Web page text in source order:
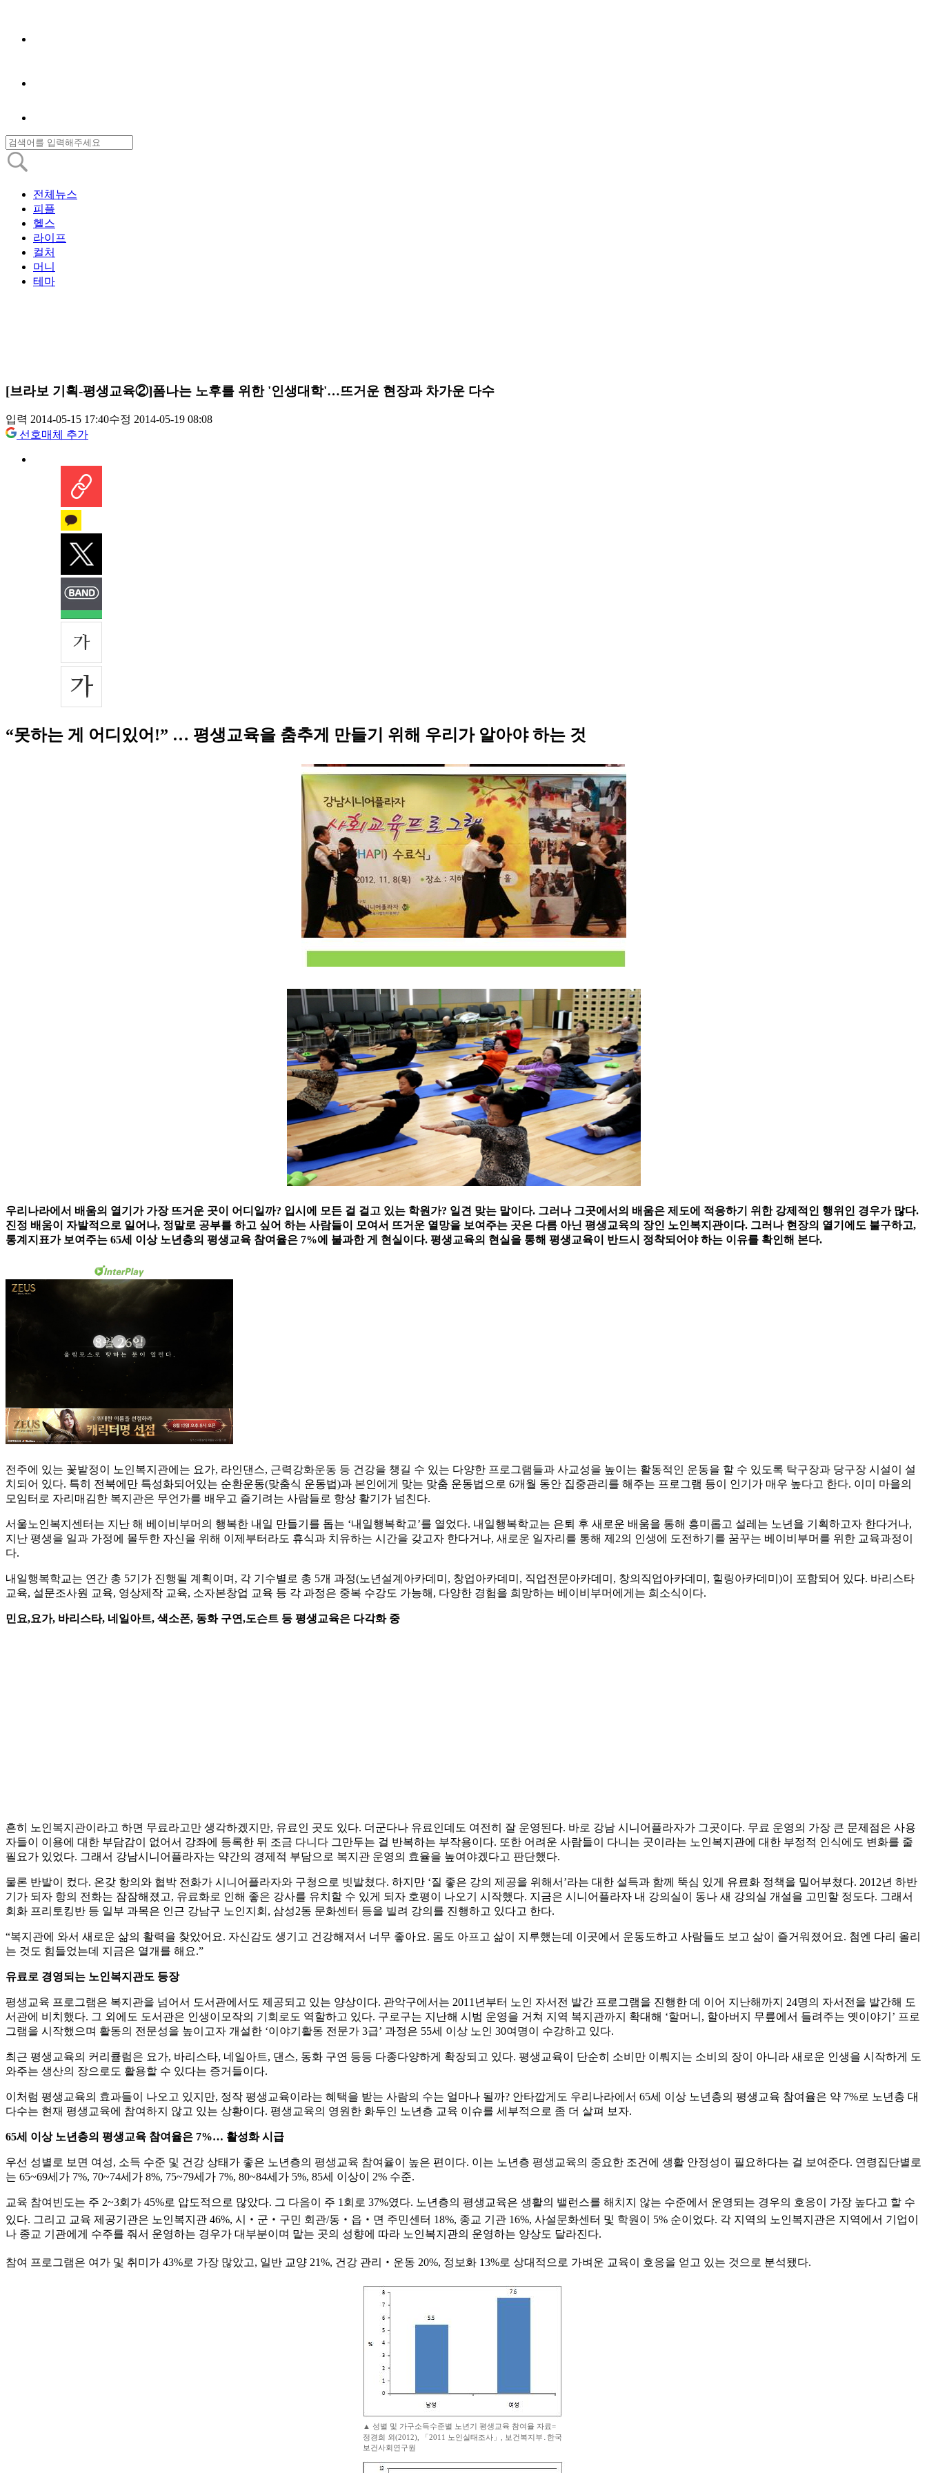
전체뉴스
피플
헬스
라이프
컬처
머니
테마
[브라보 기획-평생교육②]폼나는 노후를 위한 '인생대학'…뜨거운 현장과 차가운 다수
입력 2014-05-15 17:40수정 2014-05-19 08:08
선호매체 추가
“못하는 게 어디있어!” … 평생교육을 춤추게 만들기 위해 우리가 알아야 하는 것
우리나라에서 배움의 열기가 가장 뜨거운 곳이 어디일까? 입시에 모든 걸 걸고 있는 학원가? 일견 맞는 말이다. 그러나 그곳에서의 배움은 제도에 적응하기 위한 강제적인 행위인 경우가 많다.
진정 배움이 자발적으로 일어나, 정말로 공부를 하고 싶어 하는 사람들이 모여서 뜨거운 열망을 보여주는 곳은 다름 아닌 평생교육의 장인 노인복지관이다. 그러나 현장의 열기에도 불구하고,
통계지표가 보여주는 65세 이상 노년층의 평생교육 참여율은 7%에 불과한 게 현실이다. 평생교육의 현실을 통해 평생교육이 반드시 정착되어야 하는 이유를 확인해 본다.
전주에 있는 꽃밭정이 노인복지관에는 요가, 라인댄스, 근력강화운동 등 건강을 챙길 수 있는 다양한 프로그램들과 사교성을 높이는 활동적인 운동을 할 수 있도록 탁구장과 당구장 시설이 설
치되어 있다. 특히 전북에만 특성화되어있는 순환운동(맞춤식 운동법)과 본인에게 맞는 맞춤 운동법으로 6개월 동안 집중관리를 해주는 프로그램 등이 인기가 매우 높다고 한다. 이미 마을의
모임터로 자리매김한 복지관은 무언가를 배우고 즐기려는 사람들로 항상 활기가 넘친다.
서울노인복지센터는 지난 해 베이비부머의 행복한 내일 만들기를 돕는 ‘내일행복학교’를 열었다. 내일행복학교는 은퇴 후 새로운 배움을 통해 흥미롭고 설레는 노년을 기획하고자 한다거나,
지난 평생을 일과 가정에 몰두한 자신을 위해 이제부터라도 휴식과 치유하는 시간을 갖고자 한다거나, 새로운 일자리를 통해 제2의 인생에 도전하기를 꿈꾸는 베이비부머를 위한 교육과정이
다.
내일행복학교는 연간 총 5기가 진행될 계획이며, 각 기수별로 총 5개 과정(노년설계아카데미, 창업아카데미, 직업전문아카데미, 창의직업아카데미, 힐링아카데미)이 포함되어 있다. 바리스타
교육, 설문조사원 교육, 영상제작 교육, 소자본창업 교육 등 각 과정은 중복 수강도 가능해, 다양한 경험을 희망하는 베이비부머에게는 희소식이다.
민요,요가, 바리스타, 네일아트, 색소폰, 동화 구연,도슨트 등 평생교육은 다각화 중
흔히 노인복지관이라고 하면 무료라고만 생각하겠지만, 유료인 곳도 있다. 더군다나 유료인데도 여전히 잘 운영된다. 바로 강남 시니어플라자가 그곳이다. 무료 운영의 가장 큰 문제점은 사용
자들이 이용에 대한 부담감이 없어서 강좌에 등록한 뒤 조금 다니다 그만두는 걸 반복하는 부작용이다. 또한 어려운 사람들이 다니는 곳이라는 노인복지관에 대한 부정적 인식에도 변화를 줄
필요가 있었다. 그래서 강남시니어플라자는 약간의 경제적 부담으로 복지관 운영의 효율을 높여야겠다고 판단했다.
물론 반발이 컸다. 온갖 항의와 협박 전화가 시니어플라자와 구청으로 빗발쳤다. 하지만 ‘질 좋은 강의 제공을 위해서’라는 대한 설득과 함께 뚝심 있게 유료화 정책을 밀어부쳤다. 2012년 하반
기가 되자 항의 전화는 잠잠해졌고, 유료화로 인해 좋은 강사를 유치할 수 있게 되자 호평이 나오기 시작했다. 지금은 시니어플라자 내 강의실이 동나 새 강의실 개설을 고민할 정도다. 그래서
회화 프리토킹반 등 일부 과목은 인근 강남구 노인지회, 삼성2동 문화센터 등을 빌려 강의를 진행하고 있다고 한다.
“복지관에 와서 새로운 삶의 활력을 찾았어요. 자신감도 생기고 건강해져서 너무 좋아요. 몸도 아프고 삶이 지루했는데 이곳에서 운동도하고 사람들도 보고 삶이 즐거워졌어요. 첨엔 다리 올리
는 것도 힘들었는데 지금은 열개를 해요.”
유료로 경영되는 노인복지관도 등장
평생교육 프로그램은 복지관을 넘어서 도서관에서도 제공되고 있는 양상이다. 관악구에서는 2011년부터 노인 자서전 발간 프로그램을 진행한 데 이어 지난해까지 24명의 자서전을 발간해 도
서관에 비치했다. 그 외에도 도서관은 인생이모작의 기회로도 역할하고 있다. 구로구는 지난해 시범 운영을 거쳐 지역 복지관까지 확대해 ‘할머니, 할아버지 무릎에서 들려주는 옛이야기’ 프로
그램을 시작했으며 활동의 전문성을 높이고자 개설한 ‘이야기활동 전문가 3급’ 과정은 55세 이상 노인 30여명이 수강하고 있다.
최근 평생교육의 커리큘럼은 요가, 바리스타, 네일아트, 댄스, 동화 구연 등등 다종다양하게 확장되고 있다. 평생교육이 단순히 소비만 이뤄지는 소비의 장이 아니라 새로운 인생을 시작하게 도
와주는 생산의 장으로도 활용할 수 있다는 증거들이다.
이처럼 평생교육의 효과들이 나오고 있지만, 정작 평생교육이라는 혜택을 받는 사람의 수는 얼마나 될까? 안타깝게도 우리나라에서 65세 이상 노년층의 평생교육 참여율은 약 7%로 노년층 대
다수는 현재 평생교육에 참여하지 않고 있는 상황이다. 평생교육의 영원한 화두인 노년층 교육 이슈를 세부적으로 좀 더 살펴 보자.
65세 이상 노년층의 평생교육 참여율은 7%… 활성화 시급
우선 성별로 보면 여성, 소득 수준 및 건강 상태가 좋은 노년층의 평생교육 참여율이 높은 편이다. 이는 노년층 평생교육의 중요한 조건에 생활 안정성이 필요하다는 걸 보여준다. 연령집단별로
는 65~69세가 7%, 70~74세가 8%, 75~79세가 7%, 80~84세가 5%, 85세 이상이 2% 수준.
교육 참여빈도는 주 2~3회가 45%로 압도적으로 많았다. 그 다음이 주 1회로 37%였다. 노년층의 평생교육은 생활의 밸런스를 해치지 않는 수준에서 운영되는 경우의 호응이 가장 높다고 할 수
있다. 그리고 교육 제공기관은 노인복지관 46%, 시‧군‧구민 회관/동‧읍‧면 주민센터 18%, 종교 기관 16%, 사설문화센터 및 학원이 5% 순이었다. 각 지역의 노인복지관은 지역에서 기업이
나 종교 기관에게 수주를 줘서 운영하는 경우가 대부분이며 맡는 곳의 성향에 따라 노인복지관의 운영하는 양상도 달라진다.
참여 프로그램은 여가 및 취미가 43%로 가장 많았고, 일반 교양 21%, 건강 관리‧운동 20%, 정보화 13%로 상대적으로 가벼운 교육이 호응을 얻고 있는 것으로 분석됐다.
▲ 성별 및 가구소득수준별 노년기 평생교육 참여율 자료=
정경희 외(2012), 「2011 노인실태조사」, 보건복지부․한국
보건사회연구원